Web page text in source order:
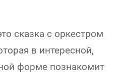
сказка с оркестром
в интересной,
форме познакомит